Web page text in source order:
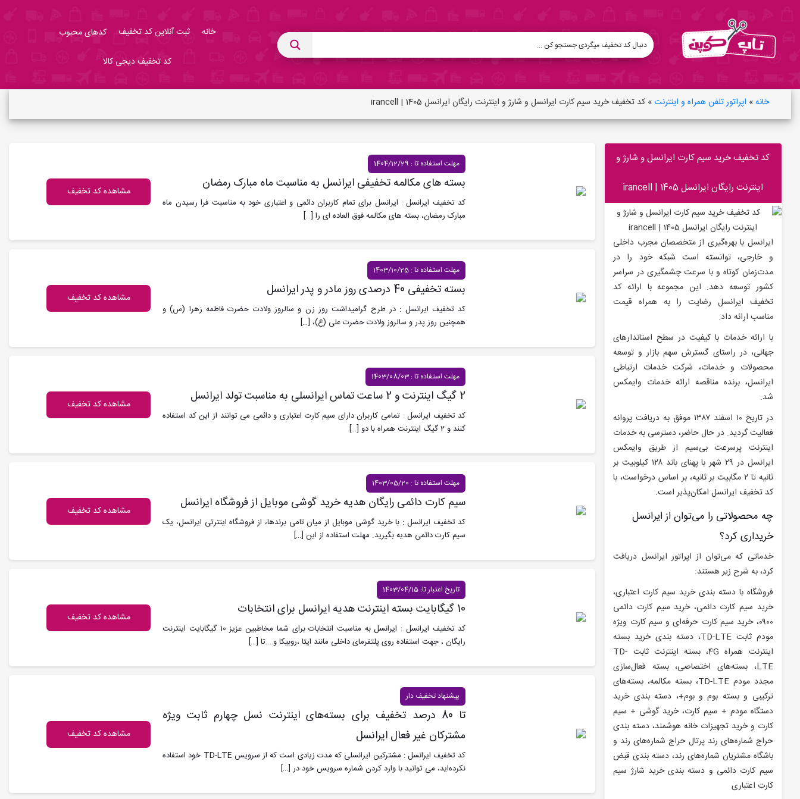
خانه ثبت آنلاین کد تخفیف کدهای محبوب
کد تخفیف دیجی کالا
خانه» اپراتور تلفن همراه و اینترنت»کد تخفیف خرید سیم کارت ایرانسل و شارژ و اینترنت رایگان ایرانسل 1405 | irancell
کد تخفیف خرید سیم کارت ایرانسل و شارژ و
اینترنت رایگان ایرانسل 1405 | irancell
ایرانسل با بهره‌گیری از متخصصان مجرب داخلی
و خارجی، توانسته است شبکه خود را در
مدت‌زمان کوتاه و با سرعت چشمگیری در سراسر
کشور توسعه دهد. این مجموعه با ارائه کد
تخفیف ایرانسل رضایت را به همراه قیمت
مناسب ارائه داد.
با ارائه خدمات با کیفیت در سطح استاندارهای
جهانی، در راستای گسترش سهم بازار و توسعه
محصولات و خدمات، شرکت خدمات ارتباطی
ایرانسل، برنده مناقصه ارائه خدمات وایمکس
شد.
در تاریخ ۱۰ اسفند ۱۳۸۷ موفق به دریافت پروانه
فعالیت گردید. در حال حاضر، دسترسی به خدمات
اینترنت پرسرعت بی‌سیم از طریق وایمکس
ایرانسل در ۲۹ شهر با پهنای باند ۱۲۸ کیلوبیت بر
ثانیه تا ۲ مگابیت بر ثانیه، بر اساس درخواست، با
کد تخفیف ایرانسل امکان‌پذیر است.
چه محصولاتی را می‌توان از ایرانسل
خریداری کرد؟
خدماتی که می‌توان از اپراتور ایرانسل دریافت
کرد، به شرح زیر هستند:
فروشگاه با دسته بندی خرید سیم کارت اعتباری،
خرید سیم کارت دائمی، خرید سیم کارت دائمی
۰۹۰۰، خرید سیم کارت حرفه‌ای و سیم کارت ویژه
مودم ثابت TD-LTE، دسته بندی خرید بسته
اینترنت همراه 4G، بسته اینترنت ثابت TD-
LTE، بسته‌های اختصاصی، بسته فعال‌سازی
مجدد مودم TD-LTE، بسته مکالمه، بسته‌های
ترکیبی و بسته بوم و بوم+، دسته بندی خرید
دستگاه مودم + سیم کارت، خرید گوشی + سیم
کارت و خرید تجهیزات خانه هوشمند، دسته بندی
حراج شماره‌های رند پرتال حراج شماره‌های رند و
باشگاه مشتریان شماره‌های رند، دسته بندی قبض
سیم کارت دائمی و دسته بندی خرید شارژ سیم
کارت اعتباری
مهلت استفاده تا : 1404/12/29
بسته های مکالمه تخفیفی ایرانسل به مناسبت ماه مبارک رمضان
کد تخفیف ایرانسل : ایرانسل برای تمام کاربران دائمی و اعتباری خود به مناسبت فرا رسیدن ماه
مبارک رمضان، بسته های مکالمه فوق العاده ای را[…]
مشاهده کد تخفیف
مهلت استفاده تا : 1403/10/25
بسته تخفیفی 40 درصدی روز مادر و پدر ایرانسل
کد تخفیف ایرانسل : در طرح گرامیداشت روز زن و سالروز ولادت حضرت فاطمه زهرا (س) و
همچنین روز پدر و سالروز ولادت حضرت علی (ع)، […]
مشاهده کد تخفیف
مهلت استفاده تا : 1403/08/03
2 گیگ اینترنت و 2 ساعت تماس ایرانسلی به مناسبت تولد ایرانسل
کد تخفیف ایرانسل : تمامی کاربران دارای سیم کارت اعتباری و دائمی می توانند از این کد استفاده
کنند و 2 گیگ اینترنت همراه با دو
[…]
مشاهده کد تخفیف
مهلت استفاده تا : 1403/05/20
سیم کارت دائمی رایگان هدیه خرید گوشی موبایل از فروشگاه ایرانسل
کد تخفیف ایرانسل : با خرید گوشی موبایل از میان تامی برندها، از فروشگاه اینترتی ایرانسل، یک
سیم کارت دائمی هدیه بگیرید. مهلت استفاده از این[…]
مشاهده کد تخفیف
تاریخ اعتبار تا: 1403/04/15
10 گیگابایت بسته اینترنت هدیه ایرانسل برای انتخابات
کد تخفیف ایرانسل : ایرانسل به مناسبت انتخابات برای شما مخاطبین عزیز 10 گیگابایت اینترنت
رایگان ، جهت استفاده روی پلتفرمای داخلی مانند ایتا ،روبیکا و….تا[…]
مشاهده کد تخفیف
پیشنهاد تخفیف دار
تا 80 درصد تخفیف برای بسته‌های اینترنت نسل چهارم ثابت ویژه
مشترکان غیر فعال ایرانسل
کد تخفیف ایرانسل : مشترکین ایرانسلی که مدت زیادی است که از سرویس TD-LTE خود استفاده
نکرده‌اید، می توانید با وارد کردن شماره سرویس خود در[…]
مشاهده کد تخفیف